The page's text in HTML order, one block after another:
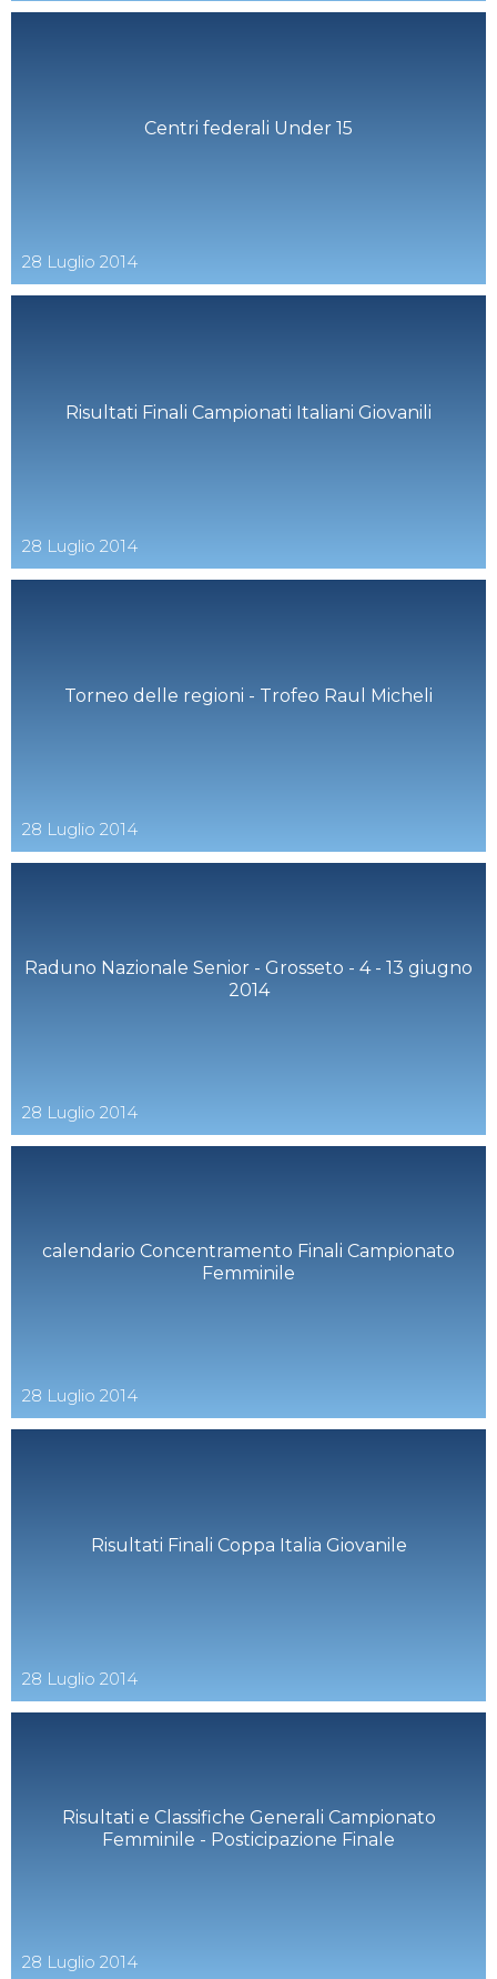
Centri federali Under 15
28 Luglio 2014
Risultati Finali Campionati Italiani Giovanili
28 Luglio 2014
Torneo delle regioni - Trofeo Raul Micheli
28 Luglio 2014
Raduno Nazionale Senior - Grosseto - 4 - 13 giugno
2014
28 Luglio 2014
calendario Concentramento Finali Campionato
Femminile
28 Luglio 2014
Risultati Finali Coppa Italia Giovanile
28 Luglio 2014
Risultati e Classifiche Generali Campionato
Femminile - Posticipazione Finale
28 Luglio 2014